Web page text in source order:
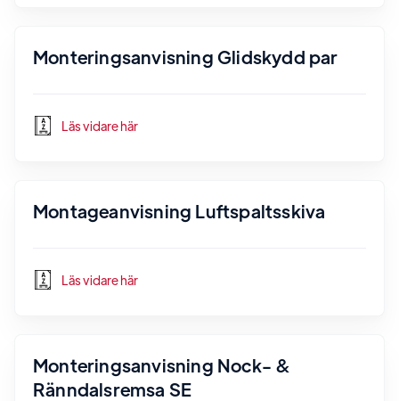
Monteringsanvisning Glidskydd par
Läs vidare här
Montageanvisning Luftspaltsskiva
Läs vidare här
Monteringsanvisning Nock- &
Ränndalsremsa SE